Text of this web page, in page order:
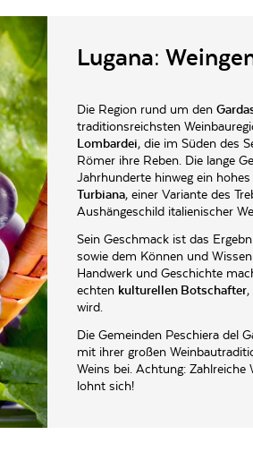
Lugana:
Die Region rund um den
traditionsreichsten
Lombardei, die im Süden des
Römer ihre Reben. Die lange
Jahrhunderte hinweg ein
Turbiana, einer Variante des
Aushängeschild italienischer
Sein Geschmack ist das
sowie dem Können und
Handwerk und Geschichte
echten kulturellen Botschafter,
wird.
Die Gemeinden Peschiera del
mit ihrer großen
Weins bei. Achtung:
lohnt sich!